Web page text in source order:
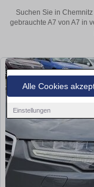
Alle Cookies
Einstellungen
Suchen Sie in
gebrauchte A7 von A7 in